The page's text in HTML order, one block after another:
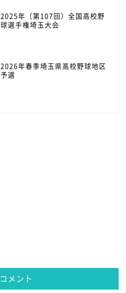
2025年（第107回）全国高校野
球選手権埼玉大会
2026年春季埼玉県高校野球地区
予選
コメント